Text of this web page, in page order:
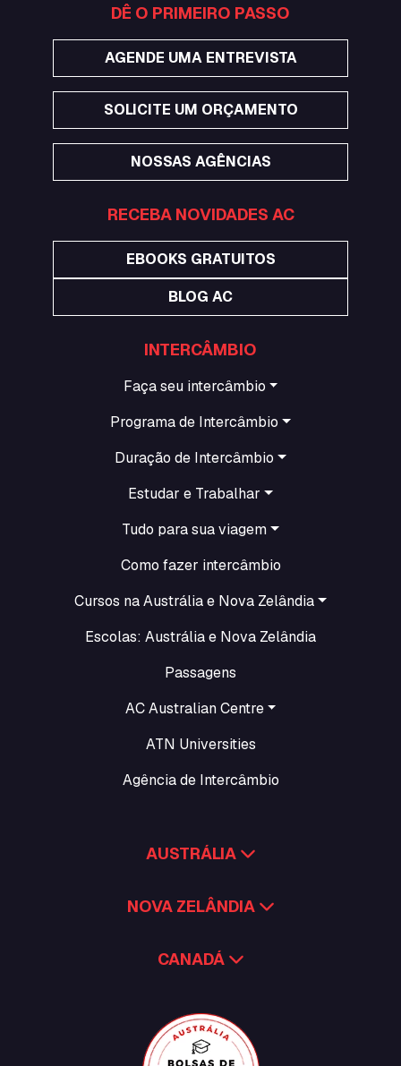
DÊ O PRIMEIRO PASSO
AGENDE UMA ENTREVISTA
SOLICITE UM ORÇAMENTO
NOSSAS AGÊNCIAS
RECEBA NOVIDADES AC
EBOOKS GRATUITOS
BLOG AC
INTERCÂMBIO
Faça seu intercâmbio
Programa de Intercâmbio
Duração de Intercâmbio
Estudar e Trabalhar
Tudo para sua viagem
Como fazer intercâmbio
Cursos na Austrália e Nova Zelândia
Escolas: Austrália e Nova Zelândia
Passagens
AC Australian Centre
ATN Universities
Agência de Intercâmbio
AUSTRÁLIA
NOVA ZELÂNDIA
CANADÁ